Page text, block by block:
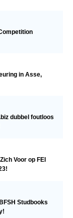
in Asse,
dubbel foutloos
Voor op FEI
Studbooks